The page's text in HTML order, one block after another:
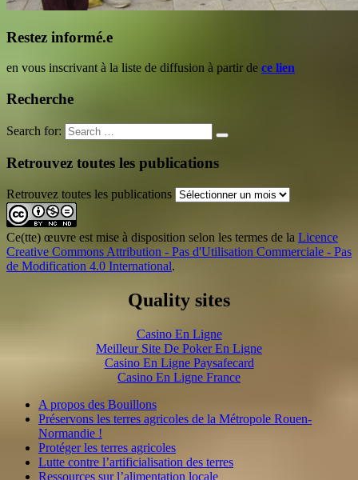
Restez informé.e
en vous inscrivant à la liste de diffusion à partir de ce lien
Recherche
Search for:
Retrouvez toutes les publications
Retrouvez toutes les publications
Ce(tte) œuvre est mise à disposition selon les termes de la Licence
Creative Commons Attribution - Pas d'Utilisation Commerciale - Pas
de Modification 4.0 International.
Quality sites
Casino En Ligne
Meilleur Site De Poker En Ligne
Casino En Ligne Paysafecard
Casino En Ligne France
A propos des Bouillons
Préservons les terres agricoles de la Métropole Rouen-
Normandie !
Protéger les terres agricoles
Lutte contre l’artificialisation des terres
Ressources sur l’alimentation locale